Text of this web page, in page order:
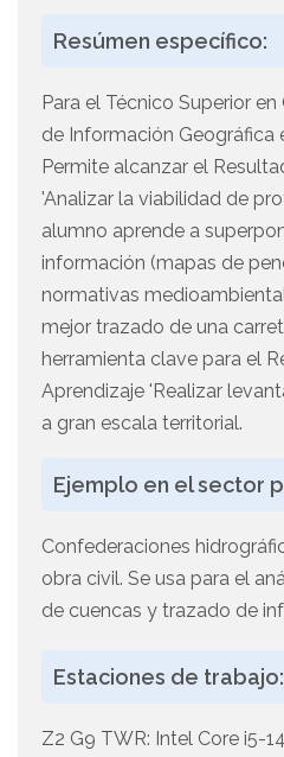
Resúmen específico:
Para el Técnico Superior
de Información Geográfica
Permite alcanzar el
'Analizar la viabilidad de
alumno aprende a
información (mapas de
normativas
mejor trazado de una
herramienta clave para el
Aprendizaje 'Realizar
a gran escala territorial.
Ejemplo en el sector
Confederaciones
obra civil. Se usa para el
de cuencas y trazado de
Estaciones de trabajo:
Z2 G9 TWR: Intel Core i5-